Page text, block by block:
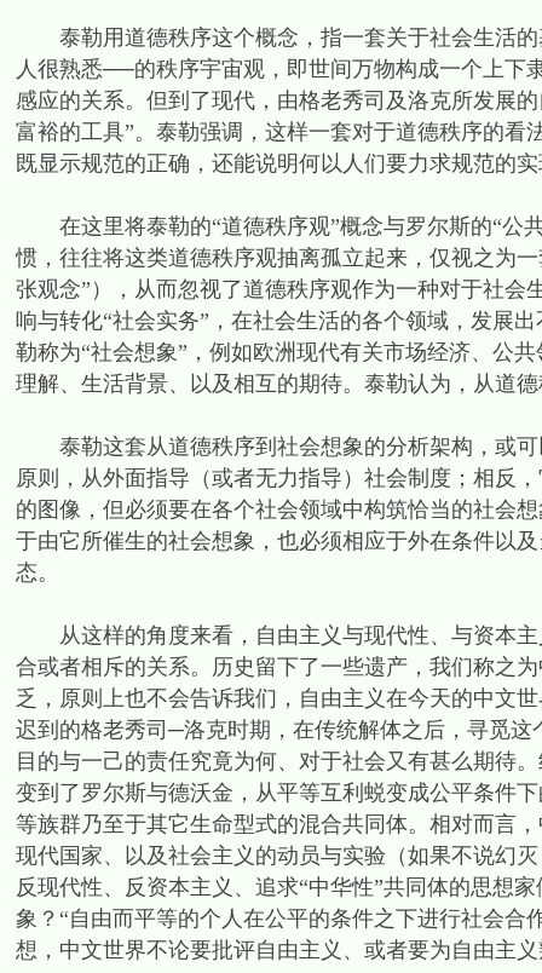
泰勒用道德秩序这个概念，指一套关于社会生活的
人很熟悉──的秩序宇宙观，即世间万物构成一个上下
感应的关系。但到了现代，由格老秀司及洛克所发展
富裕的工具”。泰勒强调，这样一套对于道德秩序的
既显示规范的正确，还能说明何以人们要力求规范的
在这里将泰勒的“道德秩序观”概念与罗尔斯的“公
惯，往往将这类道德秩序观抽离孤立起来，仅视之为
张观念”），从而忽视了道德秩序观作为一种对于社
响与转化“社会实务”，在社会生活的各个领域，发展
勒称为“社会想象”，例如欧洲现代有关市场经济、公
理解、生活背景、以及相互的期待。泰勒认为，从道
泰勒这套从道德秩序到社会想象的分析架构，或可
原则，从外面指导（或者无力指导）社会制度；相反
的图像，但必须要在各个社会领域中构筑恰当的社会
于由它所催生的社会想象，也必须相应于外在条件以
态。
从这样的角度来看，自由主义与现代性、与资本主
合或者相斥的关系。历史留下了一些遗产，我们称之
乏，原则上也不会告诉我们，自由主义在今天的中文
迟到的格老秀司─洛克时期，在传统解体之后，寻觅
目的与一己的责任究竟为何、对于社会又有甚么期待
变到了罗尔斯与德沃金，从平等互利蜕变成公平条件
等族群乃至于其它生命型式的混合共同体。相对而言
现代国家、以及社会主义的动员与实验（如果不说幻
反现代性、反资本主义、追求“中华性”共同体的思想
象？“自由而平等的个人在公平的条件之下进行社会
想，中文世界不论要批评自由主义、或者要为自由主